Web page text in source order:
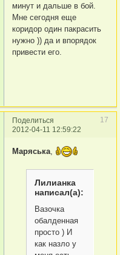
минут и дальше в бой.
Мне сегодня еще
коридор один пакрасить
нужно )) да и впорядок
привести его.
Поделиться
17
2012-04-11 12:59:22
Маряська
Лилианка
написал(а):
Вазочка
обалденная
просто ) И
как назло у